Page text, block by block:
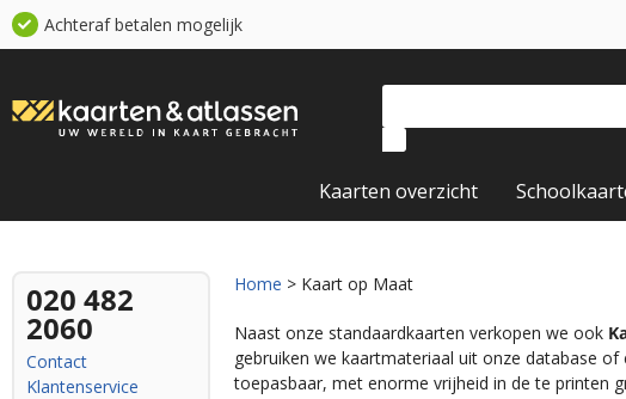
Achteraf betalen mogelijk
Kaarten overzicht
020 482
2060
Contact
Klantenservice
Home > Kaart op Maat
Naast onze standaardkaarten verkopen we ook
gebruiken we kaartmateriaal uit onze database
toepasbaar, met enorme vrijheid in de te printen